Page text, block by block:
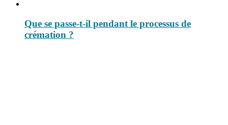
Que se passe-t-il pendant le processus de
crémation ?